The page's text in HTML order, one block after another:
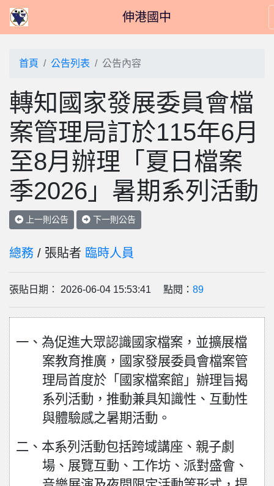
伸港國中
首頁 公告列表 公告內容
轉知國家發展委員會檔
案管理局訂於115年6月
至8月辦理「夏日檔案
季2026」暑期系列活動
上一則公告 下一則公告
總務 / 張貼者 臨時人員
張貼日期： 2026-06-04 15:53:41 點閱： 89
一、為促進大眾認識國家檔案，並擴展檔
案教育推廣，國家發展委員會檔案管
理局首度於「國家檔案館」辦理旨揭
系列活動，推動兼具知識性、互動性
與體驗感之暑期活動。
二、本系列活動包括跨域講座、親子劇
場、展覽互動、工作坊、派對盛會、